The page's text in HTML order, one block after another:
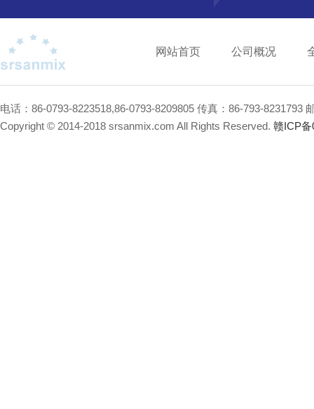
网站首页 公司概况
电话：86-0793-8223518,86-0793-8209805 传真：86-793-8231793
Copyright © 2014-2018 srsanmix.com All Rights Reserved. 赣ICP备